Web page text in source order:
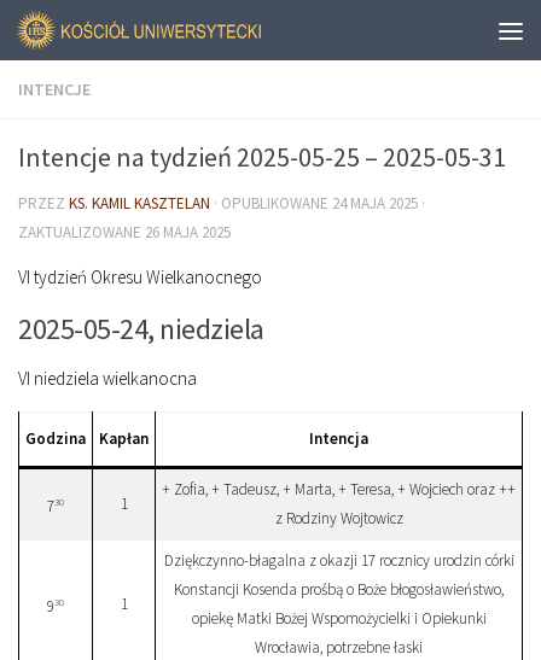
INTENCJE
Intencje na tydzień 2025-05-25 – 2025-05-31
PRZEZ KS. KAMIL KASZTELAN · OPUBLIKOWANE 24 MAJA 2025 ·
ZAKTUALIZOWANE 26 MAJA 2025
VI tydzień Okresu Wielkanocnego
2025-05-24, niedziela
VI niedziela wielkanocna
Godzina Kapłan Intencja
730 1
+ Zofia, + Tadeusz, + Marta, + Teresa, + Wojciech oraz ++
z Rodziny Wojtowicz
930 1
Dziękczynno-błagalna z okazji 17 rocznicy urodzin córki
Konstancji Kosenda prośbą o Boże błogosławieństwo,
opiekę Matki Bożej Wspomożycielki i Opiekunki
Wrocławia, potrzebne łaski